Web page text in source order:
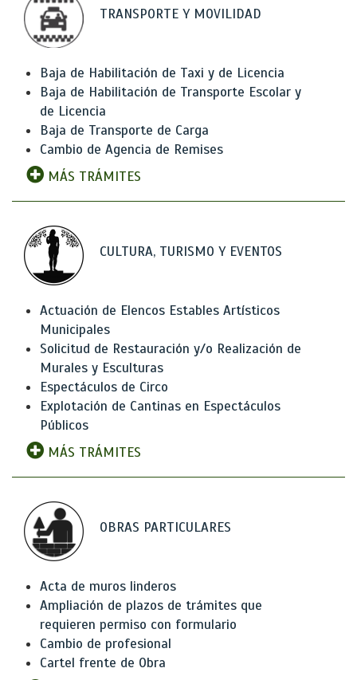
TRANSPORTE Y MOVILIDAD
Baja de Habilitación de Taxi y de Licencia
Baja de Habilitación de Transporte Escolar y
de Licencia
Baja de Transporte de Carga
Cambio de Agencia de Remises
MÁS TRÁMITES
CULTURA, TURISMO Y EVENTOS
Actuación de Elencos Estables Artísticos
Municipales
Solicitud de Restauración y/o Realización de
Murales y Esculturas
Espectáculos de Circo
Explotación de Cantinas en Espectáculos
Públicos
MÁS TRÁMITES
OBRAS PARTICULARES
Acta de muros linderos
Ampliación de plazos de trámites que
requieren permiso con formulario
Cambio de profesional
Cartel frente de Obra